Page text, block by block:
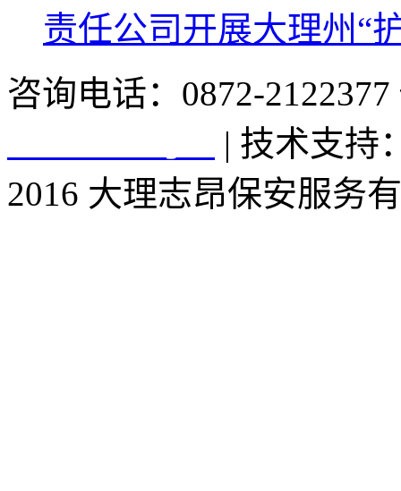
责任公司开展大理州“
咨询电话：0872-
| 技术支持
2016 大理志昂保安服务